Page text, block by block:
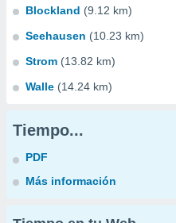
Blockland (9.12 km)
Seehausen (10.23 km)
Strom (13.82 km)
Walle (14.24 km)
Tiempo...
PDF
Más información